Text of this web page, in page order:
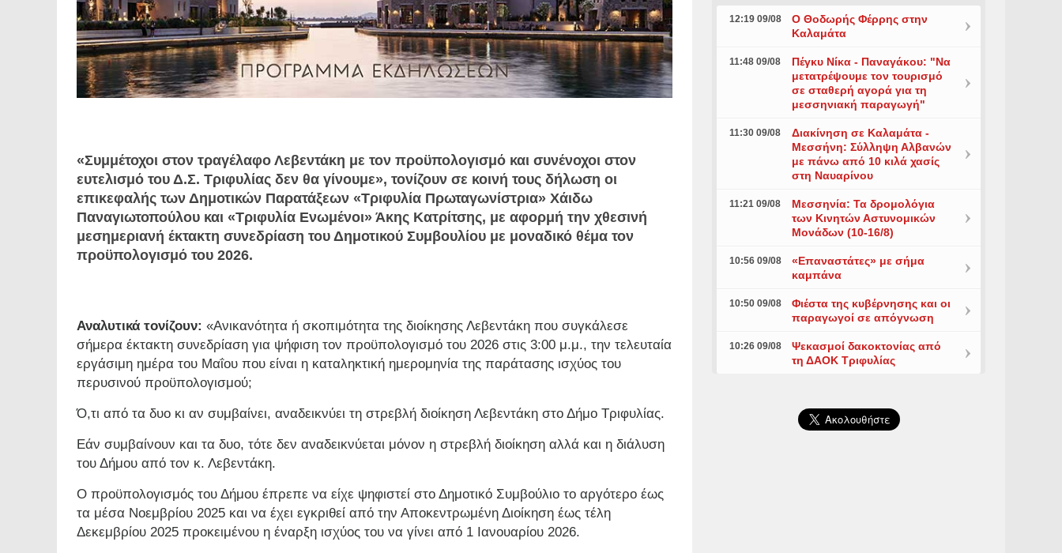
«Συμμέτοχοι στον τραγέλαφο Λεβεντάκη με τον προϋπολογισμό και συνένοχοι στον
ευτελισμό του Δ.Σ. Τριφυλίας δεν θα γίνουμε», τονίζουν σε κοινή τους δήλωση οι
επικεφαλής των Δημοτικών Παρατάξεων «Τριφυλία Πρωταγωνίστρια» Χάιδω
Παναγιωτοπούλου και «Τριφυλία Ενωμένοι» Άκης Κατρίτσης, με αφορμή την χθεσινή
μεσημεριανή έκτακτη συνεδρίαση του Δημοτικού Συμβουλίου με μοναδικό θέμα τον
προϋπολογισμό του 2026.
Αναλυτικά τονίζουν: «Ανικανότητα ή σκοπιμότητα της διοίκησης Λεβεντάκη που συγκάλεσε
σήμερα έκτακτη συνεδρίαση για ψήφιση τoν προϋπολογισμό του 2026 στις 3:00 μ.μ., την τελευταία
εργάσιμη ημέρα του Μαΐου που είναι η καταληκτική ημερομηνία της παράτασης ισχύος του
περυσινού προϋπολογισμού;
Ό,τι από τα δυο κι αν συμβαίνει, αναδεικνύει τη στρεβλή διοίκηση Λεβεντάκη στο Δήμο Τριφυλίας.
Εάν συμβαίνουν και τα δυο, τότε δεν αναδεικνύεται μόνον η στρεβλή διοίκηση αλλά και η διάλυση
του Δήμου από τον κ. Λεβεντάκη.
Ο προϋπολογισμός του Δήμου έπρεπε να είχε ψηφιστεί στο Δημοτικό Συμβούλιο το αργότερο έως
τα μέσα Νοεμβρίου 2025 και να έχει εγκριθεί από την Αποκεντρωμένη Διοίκηση έως τέλη
Δεκεμβρίου 2025 προκειμένου η έναρξη ισχύος του να γίνει από 1 Ιανουαρίου 2026.
12:19 09/08
Ο Θοδωρής Φέρρης στην
Καλαμάτα
11:48 09/08
Πέγκυ Νίκα - Παναγάκου: "Να
μετατρέψουμε τον τουρισμό
σε σταθερή αγορά για τη
μεσσηνιακή παραγωγή"
11:30 09/08
Διακίνηση σε Καλαμάτα -
Μεσσήνη: Σύλληψη Αλβανών
με πάνω από 10 κιλά χασίς
στη Ναυαρίνου
11:21 09/08
Μεσσηνία: Τα δρομολόγια
των Κινητών Αστυνομικών
Μονάδων (10-16/8)
10:56 09/08
«Επαναστάτες» με σήμα
καμπάνα
10:50 09/08
Φιέστα της κυβέρνησης και οι
παραγωγοί σε απόγνωση
10:26 09/08
Ψεκασμοί δακοκτονίας από
τη ΔΑΟΚ Τριφυλίας